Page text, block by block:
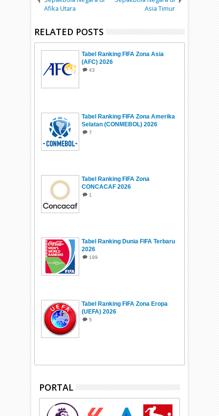
Afika Utara
Asia Timur
RELATED POSTS
Tabel Ranking FIFA Zona Asia
(AFC) 2026
43
Tabel Ranking FIFA Zona Amerika
Selatan (CONMEBOL) 2026
7
Tabel Ranking FIFA Zona
CONCACAF 2026
1
Tabel Ranking Dunia FIFA Terbaru
2026
199
Tabel Ranking FIFA Zona Eropa
(UEFA) 2026
5
PORTAL